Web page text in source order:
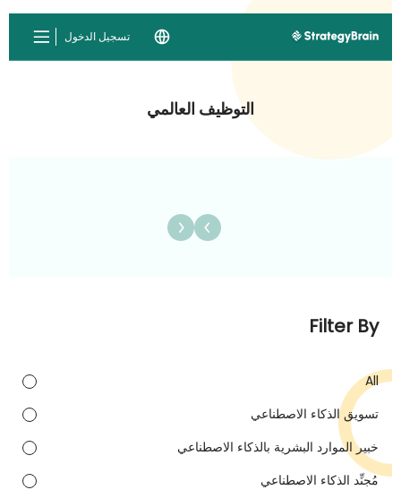
تسجيل الدخول
التوظيف العالمي
Filter By
All
تسويق الذكاء الاصطناعي
خبير الموارد البشرية بالذكاء الاصطناعي
مُجنِّد الذكاء الاصطناعي